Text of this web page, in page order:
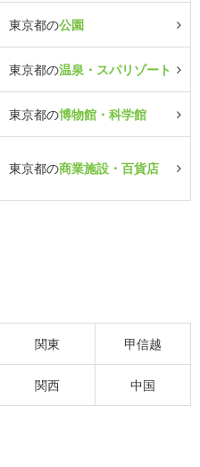
東京都の公園
東京都の温泉・スパリゾート
東京都の博物館・科学館
東京都の商業施設・百貨店
関東 甲信越
関西 中国